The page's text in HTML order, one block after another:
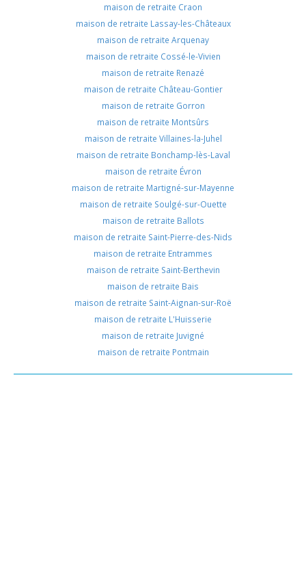
maison de retraite Craon
maison de retraite Lassay-les-Châteaux
maison de retraite Arquenay
maison de retraite Cossé-le-Vivien
maison de retraite Renazé
maison de retraite Château-Gontier
maison de retraite Gorron
maison de retraite Montsûrs
maison de retraite Villaines-la-Juhel
maison de retraite Bonchamp-lès-Laval
maison de retraite Évron
maison de retraite Martigné-sur-Mayenne
maison de retraite Soulgé-sur-Ouette
maison de retraite Ballots
maison de retraite Saint-Pierre-des-Nids
maison de retraite Entrammes
maison de retraite Saint-Berthevin
maison de retraite Bais
maison de retraite Saint-Aignan-sur-Roë
maison de retraite L'Huisserie
maison de retraite Juvigné
maison de retraite Pontmain